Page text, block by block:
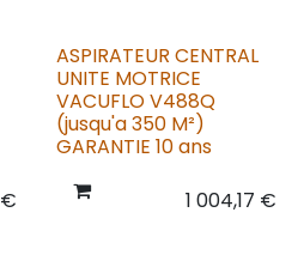
€
ASPIRATEUR CENTRAL
UNITE MOTRICE
VACUFLO V488Q
(jusqu'a 350 M²)
GARANTIE 10 ans
1 004,17 €